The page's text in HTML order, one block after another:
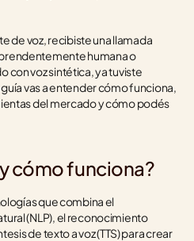
de voz, recibiste una llamada
humana o
con voz sintética, ya tuviste
vas a entender cómo funciona,
del mercado y cómo podés
cómo funciona?
que combina el
(NLP), el reconocimiento
de texto a voz (TTS) para crear